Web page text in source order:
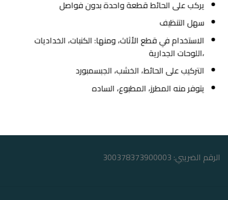
يركب على الحائط قطعة واحدة بدون فواصل
سهل التنظيف
الاستخدام في قطع الأثاث، ومنها: الكنبات، الخداديات
،اللوحات الجدارية
التركيب على الحائط، الخشب، الجبسمبورد
يتوفر منه المطرز، المطبوع، الساده
الرقم الضريبي: 300378373900003